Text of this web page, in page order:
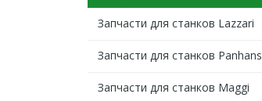
Запчасти для станков Lazzari
Запчасти для станков Panhans
Запчасти для станков Maggi